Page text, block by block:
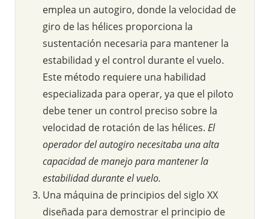
emplea un autogiro, donde la velocidad de
giro de las hélices proporciona la
sustentación necesaria para mantener la
estabilidad y el control durante el vuelo.
Este método requiere una habilidad
especializada para operar, ya que el piloto
debe tener un control preciso sobre la
velocidad de rotación de las hélices. El
operador del autogiro necesitaba una alta
capacidad de manejo para mantener la
estabilidad durante el vuelo.
Una máquina de principios del siglo XX
diseñada para demostrar el principio de